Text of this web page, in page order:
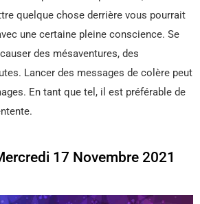
quelque chose derrière vous pourrait
une certaine pleine conscience. Se
des mésaventures, des
Lancer des messages de colère peut
En tant que tel, il est préférable de
17 Novembre 2021